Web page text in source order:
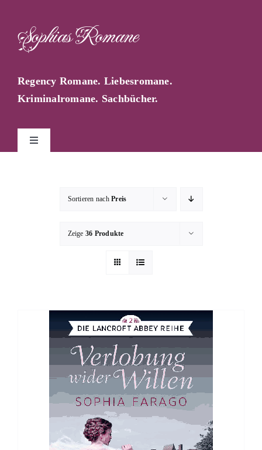
springenSophias Romane
Regency Romane. Liebesromane.
Kriminalromane. Sachbücher.
Toggle
Sophie Berg
Sophia Rauchberg
Dr. Rauchberger
Bücher-Shop
Sortieren nachPreis
Zeige 36 Produkte